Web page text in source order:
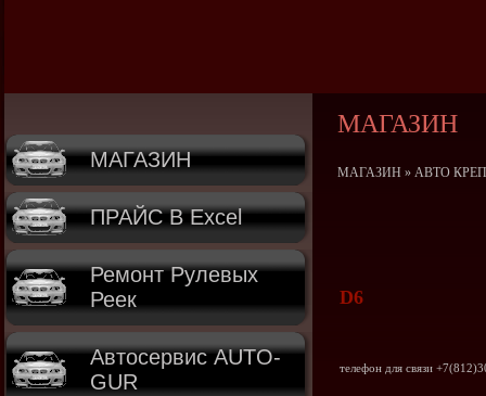
МАГАЗИН
ПРАЙС В Excel
Ремонт Рулевых
Реек
Автосервис AUTO-
GUR
МАГАЗИН
МАГАЗИН » АВТО
D6
телефон для связи